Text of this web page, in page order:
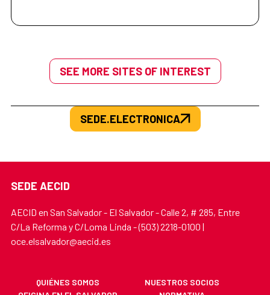
SEE MORE SITES OF INTEREST
SEDE.ELECTRONICA
SEDE AECID
AECID en San Salvador - El Salvador - Calle 2, # 285, Entre
C/La Reforma y C/Loma Linda - (503) 2218-0100 |
oce.elsalvador@aecid.es
QUIÉNES SOMOS
NUESTROS SOCIOS